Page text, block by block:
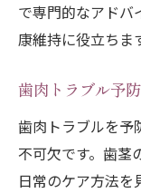
で専門的なアドバ
康維持に役立ちま
歯肉トラブル予
歯肉トラブルを予
不可欠です。歯茎
日常のケア方法を